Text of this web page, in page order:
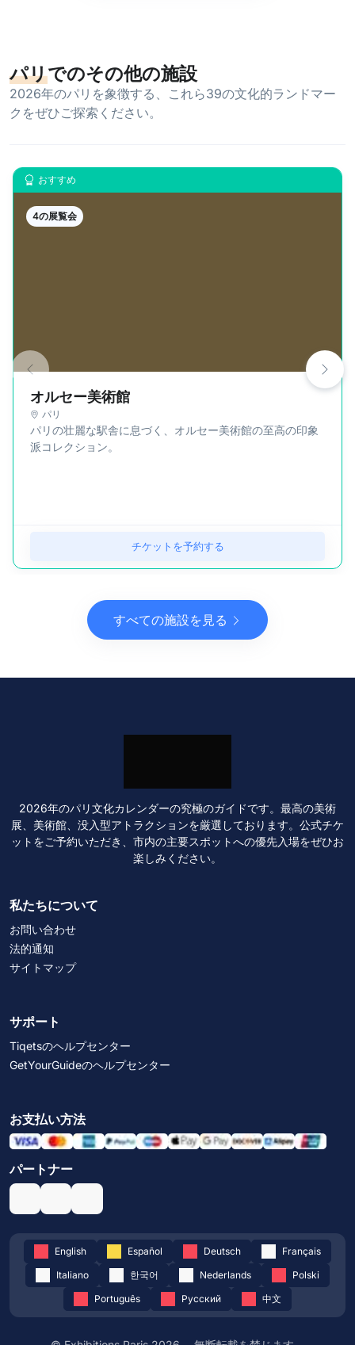
パリでのその他の施設
2026年のパリを象徴する、これら39の文化的ランドマー
クをぜひご探索ください。
おすすめ
4の展覧会
オルセー美術館
パリ
パリの壮麗な駅舎に息づく、オルセー美術館の至高の印象
派コレクション。
チケットを予約する
すべての施設を見る
2026年のパリ文化カレンダーの究極のガイドです。最高の美術
展、美術館、没入型アトラクションを厳選しております。公式チケ
ットをご予約いただき、市内の主要スポットへの優先入場をぜひお
楽しみください。
私たちについて
お問い合わせ
法的通知
サイトマップ
サポート
Tiqetsのヘルプセンター
GetYourGuideのヘルプセンター
お支払い方法
パートナー
English Español Deutsch
Français
Italiano
한국어 Nederlands
Polski
Português
Русский 中文